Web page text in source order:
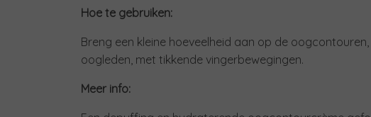
Hoe te gebruiken:
Breng een kleine hoeveelheid aan op de
oogleden, met tikkende vingerbewegingen.
Meer info: